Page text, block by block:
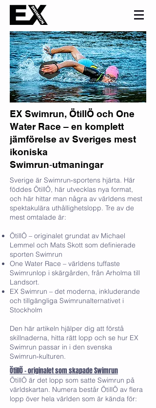
EX Swimrun, ÖtillÖ och One
Water Race – en komplett
jämförelse av Sveriges mest
ikoniska
Swimrun‑utmaningar
Sverige är Swimrun‑sportens hjärta. Här
föddes ÖtillÖ, här utvecklas nya format,
och här hittar man några av världens mest
spektakulära uthållighetslopp. Tre av de
mest omtalade är:
ÖtillÖ – originalet grundat av Michael
Lemmel och Mats Skott som definierade
sporten Swimrun
One Water Race – världens tuffaste
Swimrunlop i skärgården, från Arholma till
Landsort.
EX Swimrun – det moderna, inkluderande
och tillgängliga Swimrunalternativet i
Stockholm
Den här artikeln hjälper dig att förstå
skillnaderna, hitta rätt lopp och se hur EX
Swimrun passar in i den svenska
Swimrun‑kulturen.
ÖtillÖ – originalet som skapade Swimrun
ÖtillÖ är det lopp som satte Swimrun på
världskartan. Numera består ÖtillÖ av flera
lopp över hela världen som är kända för: